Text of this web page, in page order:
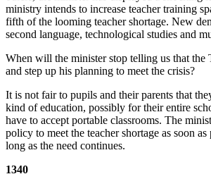
ministry intends to increase teacher training
fifth of the looming teacher shortage. New
second language, technological studies and
When will the minister stop telling us that the
and step up his planning to meet the crisis?
It is not fair to pupils and their parents that
kind of education, possibly for their entire
have to accept portable classrooms. The
policy to meet the teacher shortage as soon
long as the need continues.
1340